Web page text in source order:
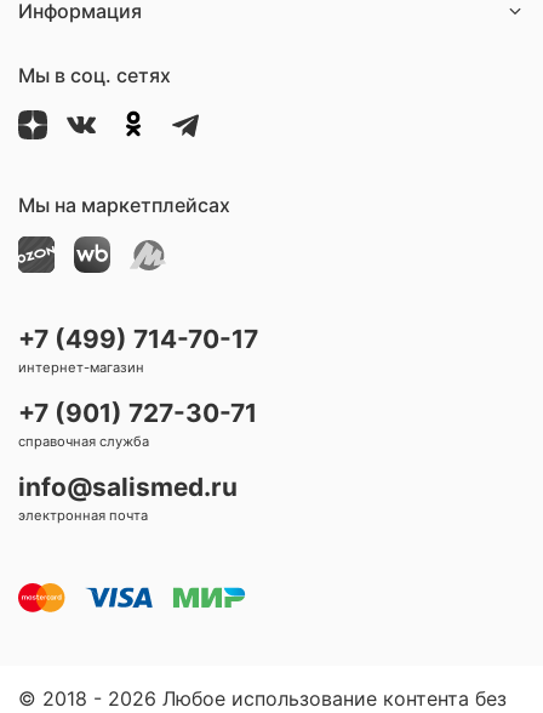
Информация
Мы в соц. сетях
Мы на маркетплейсах
+7 (499) 714-70-17
интернет-магазин
+7 (901) 727-30-71
справочная служба
info@salismed.ru
электронная почта
© 2018 - 2026 Любое использование контента без